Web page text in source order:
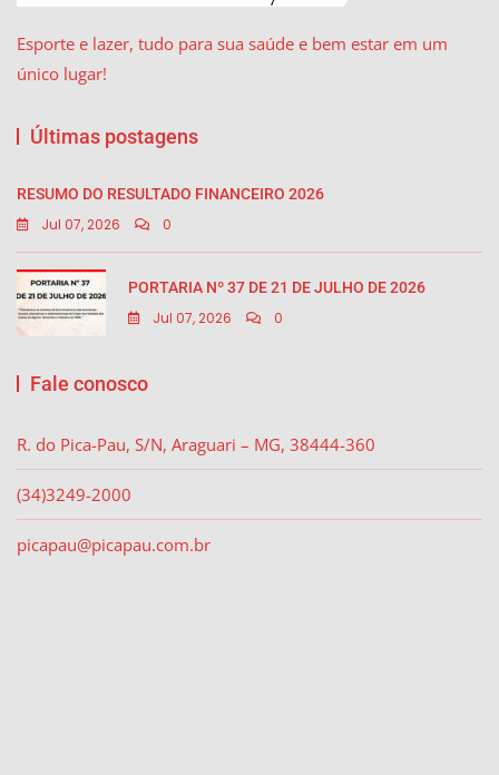
Esporte e lazer, tudo para sua saúde e bem estar em um
único lugar!
Últimas postagens
RESUMO DO RESULTADO FINANCEIRO 2026
Jul 07, 2026 0
PORTARIA Nº 37 DE 21 DE JULHO DE 2026
Jul 07, 2026 0
Fale conosco
R. do Pica-Pau, S/N, Araguari – MG, 38444-360
(34)3249-2000
picapau@picapau.com.br